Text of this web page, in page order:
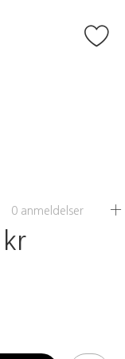
0 anmeldelser